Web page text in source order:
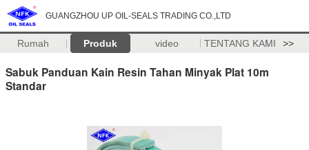
GUANGZHOU UP OIL-SEALS TRADING CO.,LTD
Rumah Produk video TENTANG KAMI >>
Sabuk Panduan Kain Resin Tahan Minyak Plat 10m
Standar